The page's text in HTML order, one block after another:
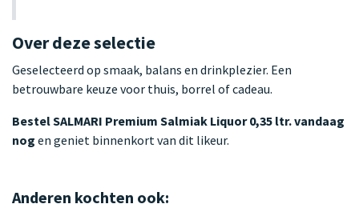
Over deze selectie
Geselecteerd op smaak, balans en drinkplezier. Een
betrouwbare keuze voor thuis, borrel of cadeau.
Bestel SALMARI Premium Salmiak Liquor 0,35 ltr. vandaag
nog en geniet binnenkort van dit likeur.
Anderen kochten ook: